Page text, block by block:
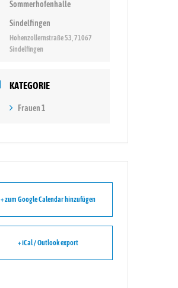
Sommerhofenhalle
Sindelfingen
Hohenzollernstraße 53, 71067
Sindelfingen
KATEGORIE
Frauen 1
+ zum Google Calendar hinzufügen
+ iCal / Outlook export